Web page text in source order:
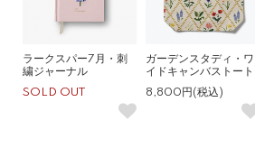
ラークスパー7月・刺
繍ジャーナル
SOLD OUT
ガーデンスタディ・ワ
イドキャンバストート
8,800円(税込)